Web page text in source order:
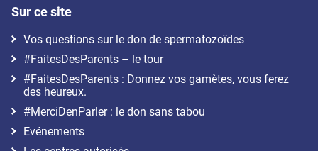
Sur ce site
Vos questions sur le don de spermatozoïdes
#FaitesDesParents – le tour
#FaitesDesParents : Donnez vos gamètes, vous ferez
des heureux.
#MerciDenParler : le don sans tabou
Evénements